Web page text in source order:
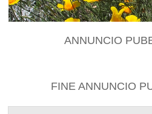
ANNUNCIO
FINE ANNUNCIO